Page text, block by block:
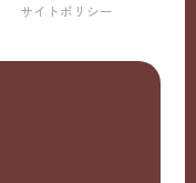
サイトポリシー